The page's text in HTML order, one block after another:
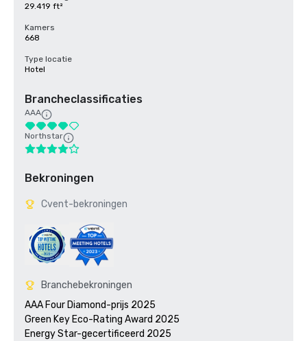
29.419 ft²
Kamers
668
Type locatie
Hotel
Brancheclassificaties
AAA
Northstar
Bekroningen
Cvent-bekroningen
Branchebekroningen
AAA Four Diamond-prijs 2025
Green Key Eco-Rating Award 2025